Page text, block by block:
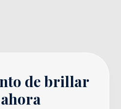
de brillar